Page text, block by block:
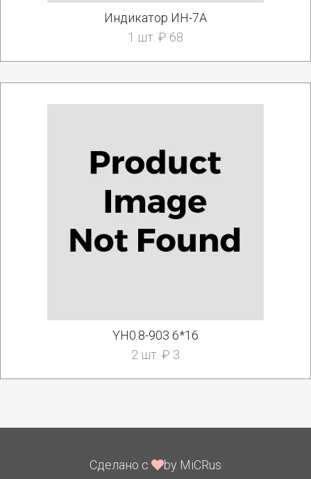
Индикатор ИН-7А
1 шт. ₽ 68
YH0.8-903 6*16
2 шт. ₽ 3
Сделано с by MiCRus